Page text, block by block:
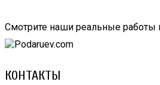
Смотрите наши реальные работы
КОНТАКТЫ